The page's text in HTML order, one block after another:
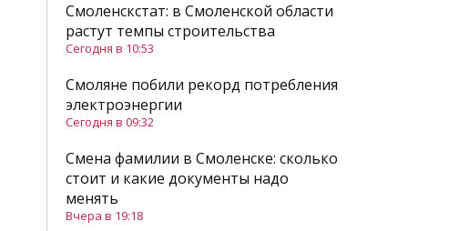
Смоленскстат: в Смоленской области
растут темпы строительства
Сегодня в 10:53
Смоляне побили рекорд потребления
электроэнергии
Сегодня в 09:32
Смена фамилии в Смоленске: сколько
стоит и какие документы надо
менять
Вчера в 19:18